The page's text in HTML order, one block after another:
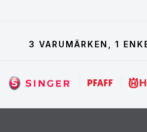
3 VARUMÄRKEN, 1